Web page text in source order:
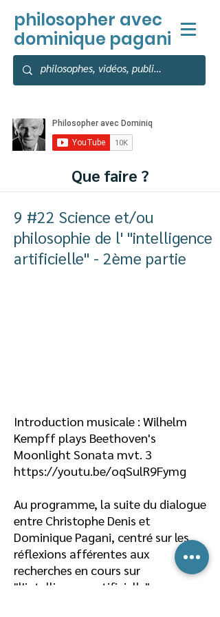
philosopher avec
dominique pagani
Que faire ?
9 #22 Science et/ou
philosophie de l' "intelligence
artificielle" - 2ème partie
Introduction musicale : Wilhelm
Kempff plays Beethoven's
Moonlight Sonata mvt. 3
https://youtu.be/oqSulR9Fymg
Au programme, la suite du dialogue
entre Christophe Denis et
Dominique Pagani, centré sur les
réflexions afférentes aux
recherches en cours sur
"l'intelligence artificielle".